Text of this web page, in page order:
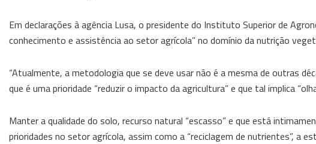
Em declarações à agência Lusa, o presidente do Instituto Superior de
conhecimento e assistência ao setor agrícola” no domínio da nutrição
“Atualmente, a metodologia que se deve usar não é a mesma de outras
que é uma prioridade “reduzir o impacto da agricultura” e que tal implica
Manter a qualidade do solo, recurso natural “escasso” e que está
prioridades no setor agrícola, assim como a “reciclagem de nutrientes”, a